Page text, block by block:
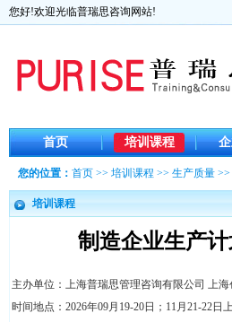
您好!欢迎光临普瑞思咨询网站!
首页 培训课程
您的位置： 首页 >> 培训课程 >> 生产质量 >>
培训课程
制造企业生产
主办单位：上海普瑞思管理咨询有限公司 上
时间地点：2026年09月19-20日；11月21-22日